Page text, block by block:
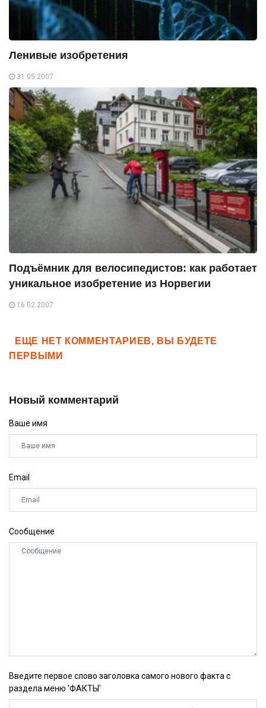
Ленивые изобретения
31.05.2007
Подъёмник для велосипедистов: как работает
уникальное изобретение из Норвегии
16.02.2007
ЕЩЕ НЕТ КОММЕНТАРИЕВ, ВЫ БУДЕТЕ
ПЕРВЫМИ
Новый комментарий
Ваше имя
Email
Сообщение
Введите первое слово заголовка самого нового факта с
раздела меню 'ФАКТЫ'